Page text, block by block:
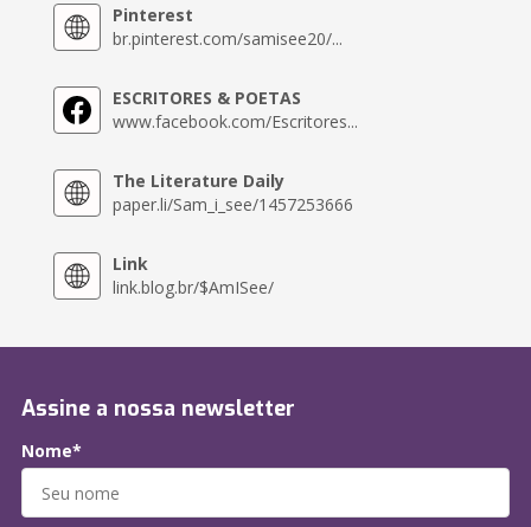
Pinterest
br.pinterest.com/samisee20/...
ESCRITORES & POETAS
www.facebook.com/Escritores...
The Literature Daily
paper.li/Sam_i_see/1457253666
Link
link.blog.br/$AmISee/
Assine a nossa newsletter
Nome*